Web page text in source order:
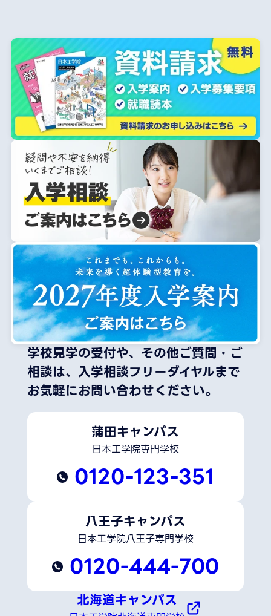
学校見学の受付や、その他ご質問・ご
相談は、 入学相談フリーダイヤルまで
お気軽にお問い合わせください。
蒲田キャンパス
日本工学院専門学校
0120-123-351
八王子キャンパス
日本工学院八王子専門学校
0120-444-700
北海道キャンパス